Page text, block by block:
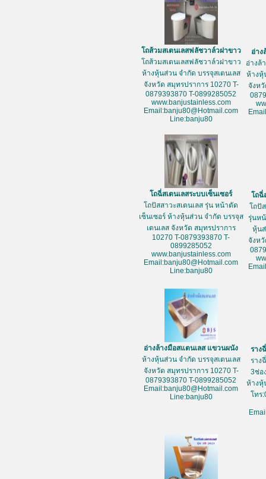
โถส้วมสเตนเลสฟลัชวาล์วฝาขาว
โถส้วมสเตนเลสฟลัชวาล์วฝาขาว
ห้างหุ้นส่วน จำกัด บรรจุสเตนเลส
จังหวัด สมุทรปราการ 10270 T-
0879393870 T-0899285052
www.banjustainless.com
Email:banju80@Hotmail.com
Line:banju80
อ่าง
อ่างล้
ห้างหุ้
จังห
โถฉี่สเตนเลสระบบเซ็นเซอร์
โถปัสสาวะสเตนเลส รุ่น หน้าตัด
เซ็นเซอร์ ห้างหุ้นส่วน จำกัด บรรจุส
เตนเลส จังหวัด สมุทรปราการ
10270 T-0879393870 T-
0899285052
www.banjustainless.com
Email:banju80@Hotmail.com
Line:banju80
โถฉี่
โถปั
รุ่นห
หุ้น
จังห
อ่างล้างมือสแตนเลส แขวนผนัง
ห้างหุ้นส่วน จำกัด บรรจุสเตนเลส
จังหวัด สมุทรปราการ 10270 T-
0879393870 T-0899285052
Email:banju80@Hotmail.com
Line:banju80
ราง
ราง
3ช่อ
ห้างหุ้
โทร